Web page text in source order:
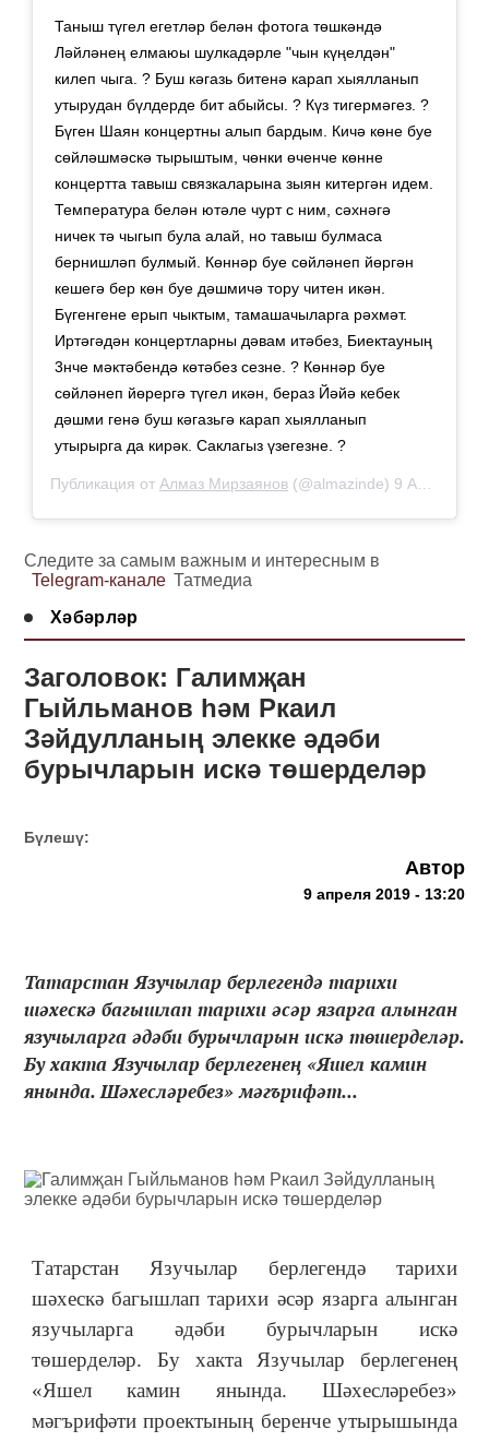
Таныш түгел егетләр белән фотога төшкәндә
Ләйләнең елмаюы шулкадәрле "чын күңелдән"
килеп чыга. ? Буш кәгазь битенә карап хыялланып
утырудан бүлдерде бит абыйсы. ? Күз тигермәгез. ?
Бүген Шаян концертны алып бардым. Кичә көне буе
сөйләшмәскә тырыштым, чөнки өченче көнне
концертта тавыш связкаларына зыян китергән идем.
Температура белән ютәле чурт с ним, сәхнәгә
ничек тә чыгып була алай, но тавыш булмаса
бернишләп булмый. Көннәр буе сөйләнеп йөргән
кешегә бер көн буе дәшмичә тору читен икән.
Бүгенгене ерып чыктым, тамашачыларга рәхмәт.
Иртәгәдән концертларны дәвам итәбез, Биектауның
3нче мәктәбендә көтәбез сезне. ? Көннәр буе
сөйләнеп йөрергә түгел икән, бераз Йәйә кебек
дәшми генә буш кәгазьгә карап хыялланып
утырырга да кирәк. Саклагыз үзегезне. ?
Публикация от Алмаз Мирзаянов (@almazinde) 9 Апр 2019 в 1:07 PDT
Следите за самым важным и интересным в
Telegram-канале Татмедиа
Хәбәрләр
Заголовок: Галимҗан
Гыйльманов һәм Ркаил
Зәйдулланың элекке әдәби
бурычларын искә төшерделәр
Бүлешү:
Автор
9 апреля 2019 - 13:20
Татарстан Язучылар берлегендә тарихи
шәхескә багышлап тарихи әсәр язарга алынган
язучыларга әдәби бурычларын искә төшерделәр.
Бу хакта Язучылар берлегенең «Яшел камин
янында. Шәхесләребез» мәгърифәт...
Татарстан Язучылар берлегендә тарихи
шәхескә багышлап тарихи әсәр язарга алынган
язучыларга әдәби бурычларын искә
төшерделәр. Бу хакта Язучылар берлегенең
«Яшел камин янында. Шәхесләребез»
мәгърифәти проектының беренче утырышында